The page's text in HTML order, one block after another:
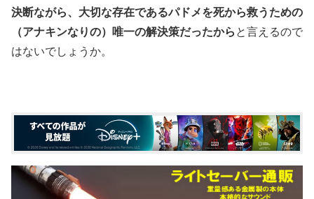
決断ながら、 大切な存在であるパドメを死から救うための
（アナキンなりの）唯一の解決策だったから と言えるので
はないでしょうか。